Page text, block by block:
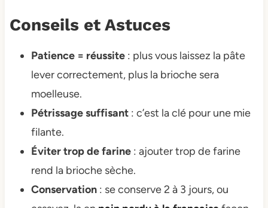
Conseils et Astuces
Patience = réussite: plus vous laissez la pâte
lever correctement, plus la brioche sera
moelleuse.
Pétrissage suffisant: c’est la clé pour une mie
filante.
Éviter trop de farine: ajouter trop de farine
rend la brioche sèche.
Conservation: se conserve 2 à 3 jours, ou